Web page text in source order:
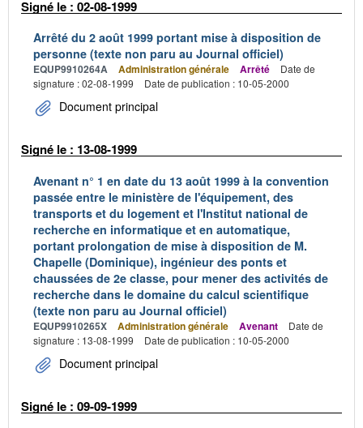
Signé le : 02-08-1999
Arrêté du 2 août 1999 portant mise à disposition de
personne (texte non paru au Journal officiel)
EQUP9910264A Administration générale Arrêté
Date de
signature : 02-08-1999
Date de publication : 10-05-2000
Document principal
Signé le : 13-08-1999
Avenant n° 1 en date du 13 août 1999 à la convention
passée entre le ministère de l'équipement, des
transports et du logement et l'Institut national de
recherche en informatique et en automatique,
portant prolongation de mise à disposition de M.
Chapelle (Dominique), ingénieur des ponts et
chaussées de 2e classe, pour mener des activités de
recherche dans le domaine du calcul scientifique
(texte non paru au Journal officiel)
EQUP9910265X Administration générale Avenant
Date de
signature : 13-08-1999
Date de publication : 10-05-2000
Document principal
Signé le : 09-09-1999